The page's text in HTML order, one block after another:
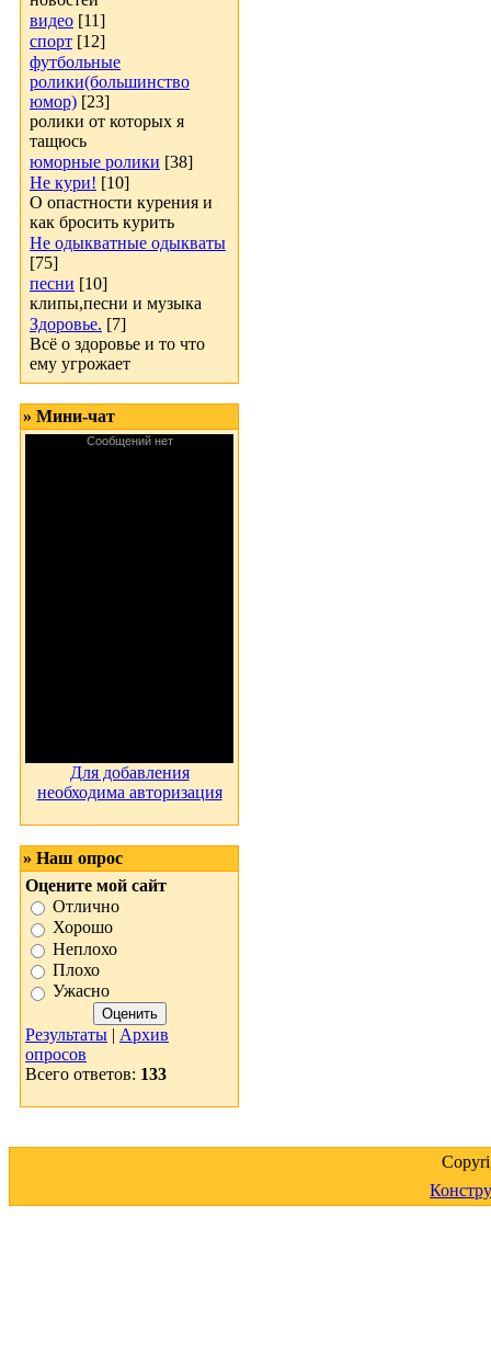
видео [11]
спорт [12]
футбольные
ролики(большинство
юмор) [23]
ролики от которых я
тащюсь
юморные ролики [38]
Не кури! [10]
О опастности курения и
как бросить курить
Не одыкватные одыкваты
[75]
песни [10]
клипы,песни и музыка
Здоровье. [7]
Всё о здоровье и то что
ему угрожает
» Мини-чат
Для добавления
необходима авторизация
» Наш опрос
Оцените мой сайт
Отлично
Хорошо
Неплохо
Плохо
Ужасно
Результаты | Архив
опросов
Всего ответов: 133